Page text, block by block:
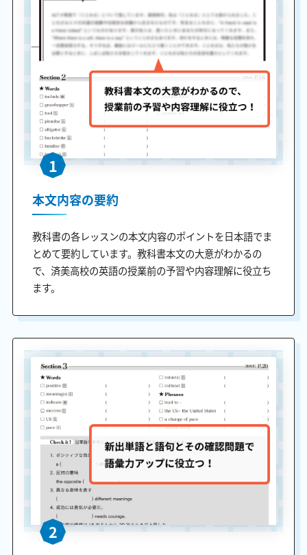
1
本文内容の要約
教科書の各レッスンの本文内容のポイントを日本語でま
とめて要約しています。教科書本文の大意がわかるの
で、済美高校の英語の授業前の予習や内容理解に役立ち
ます。
2